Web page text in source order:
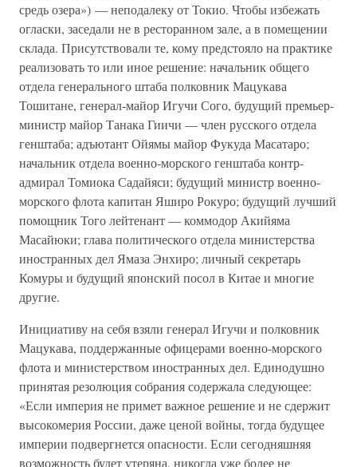
средь озера») — неподалеку от Токио. Чтобы избежать
огласки, заседали не в ресторанном зале, а в помещении
склада. Присутствовали те, кому предстояло на практике
реализовать то или иное решение: начальник общего
отдела генерального штаба полковник Мацукава
Тошитане, генерал-майор Игучи Сого, будущий премьер-
министр майор Танака Гиичи — член русского отдела
генштаба; адъютант Ойямы майор Фукуда Масатаро;
начальник отдела военно-морского генштаба контр-
адмирал Томиока Садайяси; будущий министр военно-
морского флота капитан Яширо Рокуро; будущий лучший
помощник Того лейтенант — коммодор Акийяма
Масайюки; глава политического отдела министерства
иностранных дел Ямаза Энхиро; личный секретарь
Комуры и будущий японский посол в Китае и многие
другие.
Инициативу на себя взяли генерал Игучи и полковник
Мацукава, поддержанные офицерами военно-морского
флота и министерством иностранных дел. Единодушно
принятая резолюция собрания содержала следующее:
«Если империя не примет важное решение и не сдержит
высокомерия России, даже ценой войны, тогда будущее
империи подвергнется опасности. Если сегодняшняя
возможность будет утеряна, никогда уже более не